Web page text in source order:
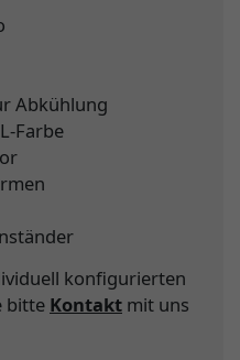
Abkühlung
Farbe
konfigurierten
bitte Kontakt mit uns